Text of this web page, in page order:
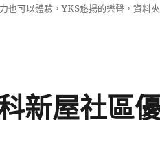
可以體驗，YKS悠揚的樂聲，資料
新屋社區